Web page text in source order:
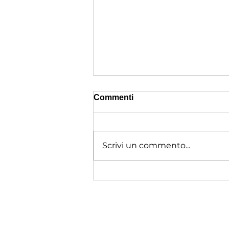
Commenti
Scrivi un commento...